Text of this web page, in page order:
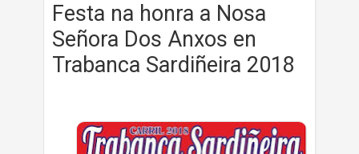
Festa na honra a Nosa
Señora Dos Anxos en
Trabanca Sardiñeira 2018